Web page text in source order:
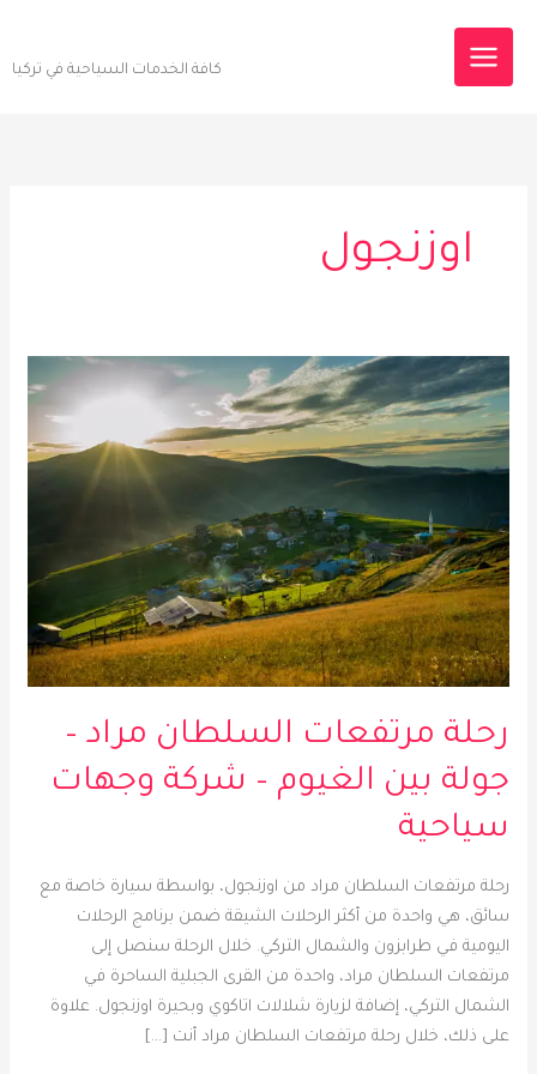
كافة الخدمات السياحية في تركيا
اوزنجول
رحلة مرتفعات السلطان مراد –
جولة بين الغيوم – شركة وجهات
سياحية
رحلة مرتفعات السلطان مراد من اوزنجول، بواسطة سيارة خاصة مع
سائق، هي واحدة من أكثر الرحلات الشيقة ضمن برنامج الرحلات
اليومية في طرابزون والشمال التركي. خلال الرحلة سنصل إلى
مرتفعات السلطان مراد، واحدة من القرى الجبلية الساحرة في
الشمال التركي، إضافة لزيارة شلالات اتاكوي وبحيرة اوزنجول. علاوة
على ذلك، خلال رحلة مرتفعات السلطان مراد أنت […]
رحلة
مرتفعات
السلطان
جولة
بين
الغيوم
–
شركة
وجهات